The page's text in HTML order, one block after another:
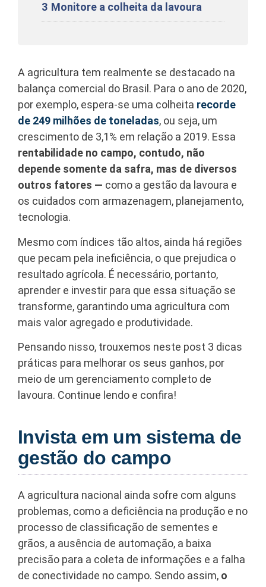
3 Monitore a colheita da lavoura
A agricultura tem realmente se destacado na
balança comercial do Brasil. Para o ano de 2020,
por exemplo, espera-se uma colheita recorde
de 249 milhões de toneladas, ou seja, um
crescimento de 3,1% em relação a 2019. Essa
rentabilidade no campo, contudo, não
depende somente da safra, mas de diversos
outros fatores — como a gestão da lavoura e
os cuidados com armazenagem, planejamento,
tecnologia.
Mesmo com índices tão altos, ainda há regiões
que pecam pela ineficiência, o que prejudica o
resultado agrícola. É necessário, portanto,
aprender e investir para que essa situação se
transforme, garantindo uma agricultura com
mais valor agregado e produtividade.
Pensando nisso, trouxemos neste post 3 dicas
práticas para melhorar os seus ganhos, por
meio de um gerenciamento completo de
lavoura. Continue lendo e confira!
Invista em um sistema de
gestão do campo
A agricultura nacional ainda sofre com alguns
problemas, como a deficiência na produção e no
processo de classificação de sementes e
grãos, a ausência de automação, a baixa
precisão para a coleta de informações e a falha
de conectividade no campo. Sendo assim, o